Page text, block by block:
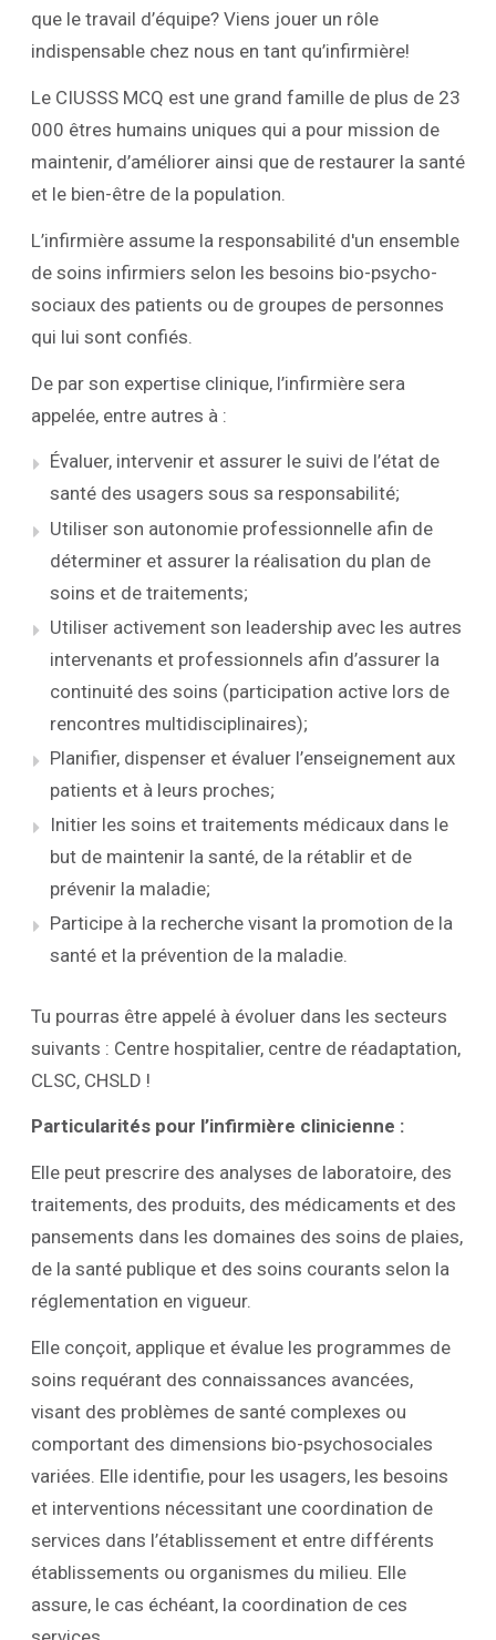
que le travail d’équipe? Viens jouer un rôle
indispensable chez nous en tant qu’infirmière!
Le CIUSSS MCQ est une grand famille de plus de 23
000 êtres humains uniques qui a pour mission de
maintenir, d’améliorer ainsi que de restaurer la santé
et le bien-être de la population.
L’infirmière assume la responsabilité d'un ensemble
de soins infirmiers selon les besoins bio-psycho-
sociaux des patients ou de groupes de personnes
qui lui sont confiés.
De par son expertise clinique, l’infirmière sera
appelée, entre autres à :
Évaluer, intervenir et assurer le suivi de l’état de
santé des usagers sous sa responsabilité;
Utiliser son autonomie professionnelle afin de
déterminer et assurer la réalisation du plan de
soins et de traitements;
Utiliser activement son leadership avec les autres
intervenants et professionnels afin d’assurer la
continuité des soins (participation active lors de
rencontres multidisciplinaires);
Planifier, dispenser et évaluer l’enseignement aux
patients et à leurs proches;
Initier les soins et traitements médicaux dans le
but de maintenir la santé, de la rétablir et de
prévenir la maladie;
Participe à la recherche visant la promotion de la
santé et la prévention de la maladie.
Tu pourras être appelé à évoluer dans les secteurs
suivants : Centre hospitalier, centre de réadaptation,
CLSC, CHSLD !
Particularités pour l’infirmière clinicienne :
Elle peut prescrire des analyses de laboratoire, des
traitements, des produits, des médicaments et des
pansements dans les domaines des soins de plaies,
de la santé publique et des soins courants selon la
réglementation en vigueur.
Elle conçoit, applique et évalue les programmes de
soins requérant des connaissances avancées,
visant des problèmes de santé complexes ou
comportant des dimensions bio-psychosociales
variées. Elle identifie, pour les usagers, les besoins
et interventions nécessitant une coordination de
services dans l’établissement et entre différents
établissements ou organismes du milieu. Elle
assure, le cas échéant, la coordination de ces